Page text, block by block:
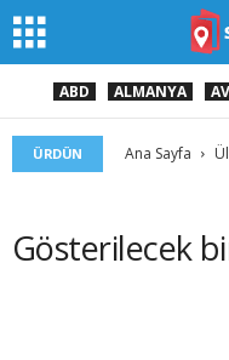
ABD ALMANYA
ÜRDÜN Ana Sayfa
Gösterilecek